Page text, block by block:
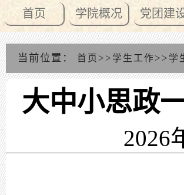
首页 学院概况 党团建
当前位置： 首页 >> 学生工作>> 学
大中小思政
2026